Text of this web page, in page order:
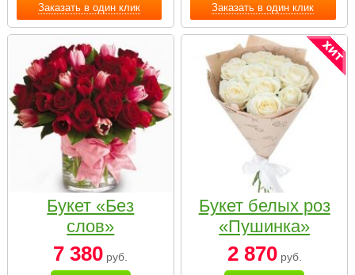
Заказать в один клик Заказать в один клик
Букет «Без
слов»
7 380 руб.
Букет белых роз
«Пушинка»
2 870руб.